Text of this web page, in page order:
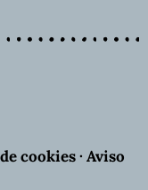
cookies· Aviso